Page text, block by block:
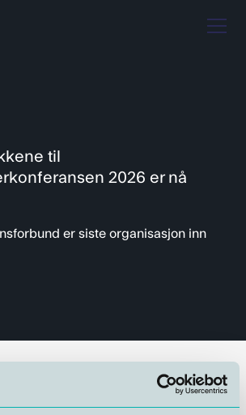
til
2026 er nå
er siste organisasjon inn
er siste organisasjon inn som